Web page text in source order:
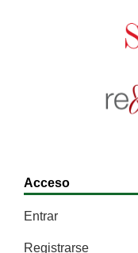
Acceso
Entrar
Registrarse